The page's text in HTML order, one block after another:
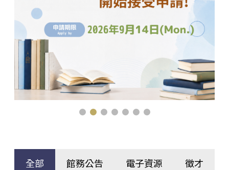
全部 館務公告 電子資源 徵才